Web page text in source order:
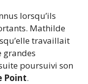
lorsqu’ils
Mathilde
travaillait
grandes
poursuivi son
Point.